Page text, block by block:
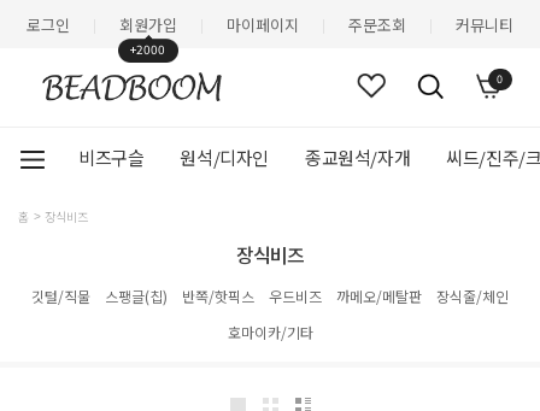
로그인 회원가입
+2000
마이페이지 주문조회 커뮤니티
0
비즈구슬 원석/디자인 종교원석/자개 씨드/진주/
홈 장식비즈
장식비즈
깃털/직물 스팽글(칩) 반쪽/핫픽스 우드비즈 까메오/메탈판
장식줄/체인
호마이카/기타